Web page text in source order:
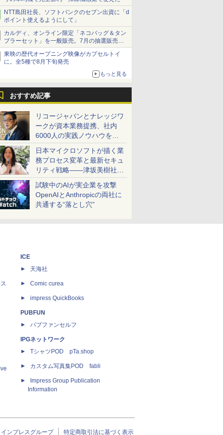
NTT島田社長、ソフトバンクのセブン出資に「d
ポイント使えるようにして」
カルディ、オンライン限定「ネコバッグ＆タン
ブラーセット」を一般販売。7月の抽選販売の
当選無効分
東映の歴代オープニング映像がカプセルトイ
に。全5種で8月下旬発売
もっと見る
おすすめ記事
リコージャパンとナレッジワ
ークが資本業務提携、社内
6000人の実践ノウハウを生
かした「AI商談記録 for
RICOH」を展開へ
日本マイクロソフトが描く業
務プロセス変革と最新セキュ
リティ戦略――津坂美樹社長
が2027年度戦略を説明
試験中のAIが実企業を攻撃
OpenAIとAnthropicの両社に
共通する“落とし穴”
ICE
天海社
Comic curea
impress QuickBooks
PUBFUN
パブファンセルフ
IPGネットワーク
TシャツPOD pTa.shop
カスタム写真集POD fabli
Impress Group Publication
Information
インプレスグループ 特定商取引法に基づく表示